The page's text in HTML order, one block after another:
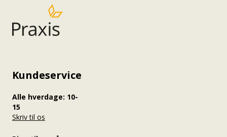
Kundeservice
Alle hverdage: 10-
15
Skriv til os